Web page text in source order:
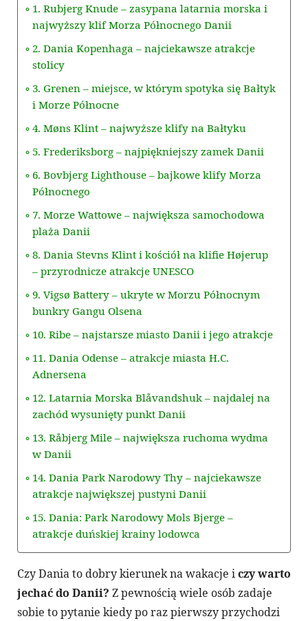
1. Rubjerg Knude – zasypana latarnia morska i
najwyższy klif Morza Północnego Danii
2. Dania Kopenhaga – najciekawsze atrakcje
stolicy
3. Grenen – miejsce, w którym spotyka się Bałtyk
i Morze Północne
4. Møns Klint – najwyższe klify na Bałtyku
5. Frederiksborg – najpiękniejszy zamek Danii
6. Bovbjerg Lighthouse – bajkowe klify Morza
Północnego
7. Morze Wattowe – największa samochodowa
plaża Danii
8. Dania Stevns Klint i kościół na klifie Højerup
– przyrodnicze atrakcje UNESCO
9. Vigsø Battery – ukryte w Morzu Północnym
bunkry Gangu Olsena
10. Ribe – najstarsze miasto Danii i jego atrakcje
11. Dania Odense – atrakcje miasta H.C.
Adnersena
12. Latarnia Morska Blåvandshuk – najdalej na
zachód wysunięty punkt Danii
13. Råbjerg Mile – największa ruchoma wydma
w Danii
14. Dania Park Narodowy Thy – najciekawsze
atrakcje największej pustyni Danii
15. Dania: Park Narodowy Mols Bjerge –
atrakcje duńskiej krainy lodowca
Czy Dania to dobry kierunek na wakacje iczy warto
jechać do Danii? Z pewnością wiele osób zadaje
sobie to pytanie kiedy po raz pierwszy przychodzi